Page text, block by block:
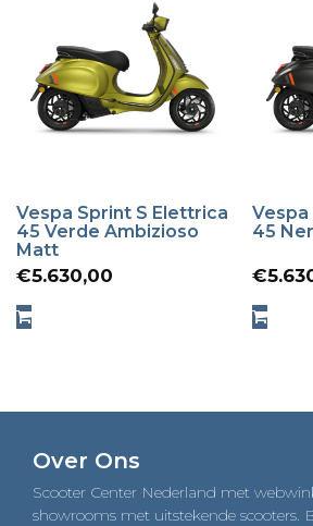
Vespa Sprint S Elettrica
45 Verde Ambizioso
Matt
€5.630,00
45
€
Over Ons
Scooter Center Nederland met
showrooms met uitstekende scooters.